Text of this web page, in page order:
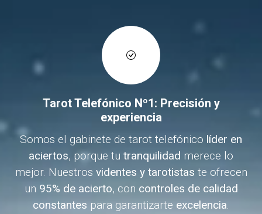
Tarot Telefónico Nº1: Precisión y
experiencia
Somos el gabinete de tarot telefónico líder en
aciertos, porque tu tranquilidad merece lo
mejor. Nuestros videntes y tarotistas te ofrecen
un 95% de acierto, con controles de calidad
constantes para garantizarte excelencia.